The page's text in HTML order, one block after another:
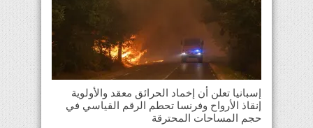
إسبانيا تعلن أن إخماد الحرائق معقد والأولوية
إنقاذ الأرواح وفرنسا تحطم الرقم القياسي في
حجم المساحات المحترقة